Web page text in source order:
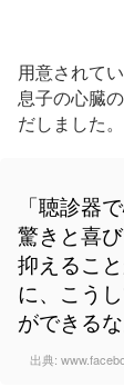
用意されて
息子の心臓
だしました。
「聴診器
驚きと喜
抑えるこ
に、こう
ができる
出典: